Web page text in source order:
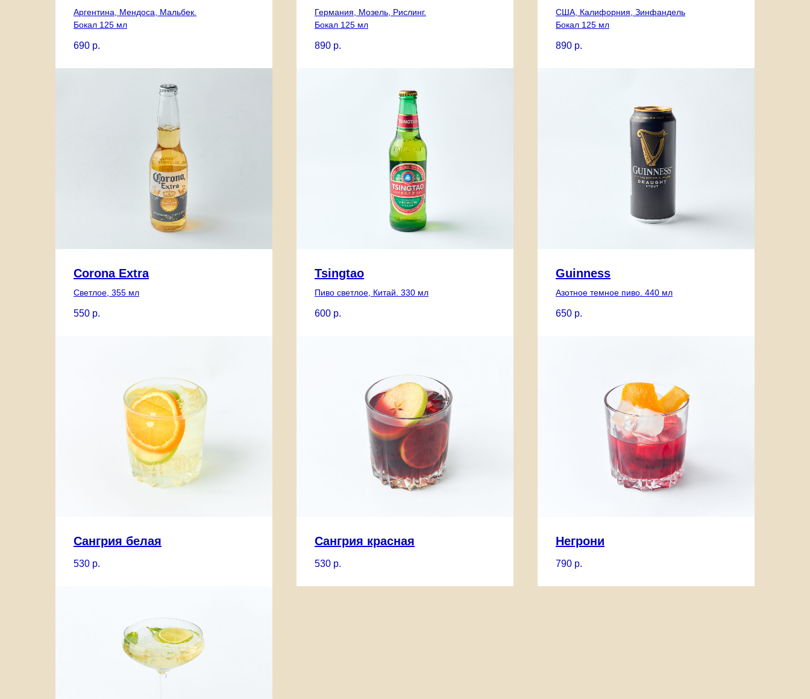
Аргентина, Мендоса, Мальбек.
Бокал 125 мл
690 р.
Германия, Мозель, Рислинг.
Бокал 125 мл
890 р.
США, Калифорния, Зинфандель
Бокал 125 мл
890 р.
Corona Extra
Светлое, 355 мл
550 р.
Tsingtao
Пиво светлое, Китай. 330 мл
600 р.
Guinness
Азотное темное пиво. 440 мл
650 р.
Сангрия белая
530 р.
Сангрия красная
530 р.
Негрони
790 р.